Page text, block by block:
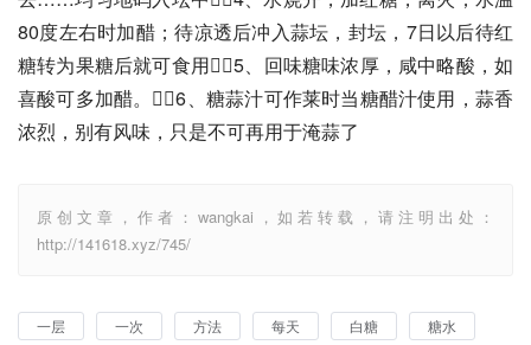
80度左右时加醋；待凉透后冲入蒜坛，封坛，7日以后待红
糖转为果糖后就可食用5、回味糖味浓厚，咸中略酸，如
喜酸可多加醋。6、糖蒜汁可作莱时当糖醋汁使用，蒜香
浓烈，别有风味，只是不可再用于淹蒜了
原创文章，作者：wangkai，如若转载，请注明出处：
http://141618.xyz/745/
一层 一次 方法 每天 白糖 糖水